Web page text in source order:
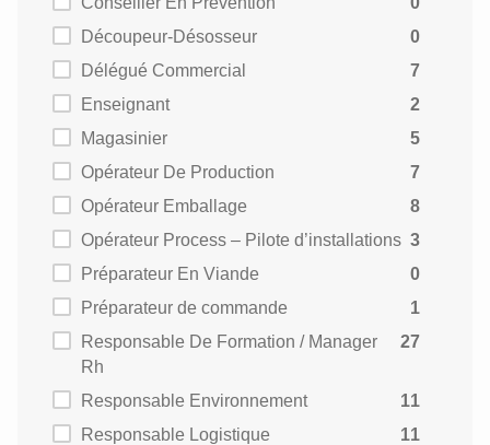
Découpeur-Désosseur
0
Délégué Commercial
7
Enseignant
2
Magasinier
5
Opérateur De Production
7
Opérateur Emballage
8
Opérateur Process – Pilote d’installations 3
Préparateur En Viande
0
Préparateur de commande
1
Responsable De Formation / Manager
Rh
27
Responsable Environnement
11
Responsable Logistique
11